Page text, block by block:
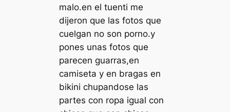
malo.en el tuenti me
dijeron que las fotos que
cuelgan no son porno.y
pones unas fotos que
parecen guarras,en
camiseta y en bragas en
bikini chupandose las
partes con ropa igual con